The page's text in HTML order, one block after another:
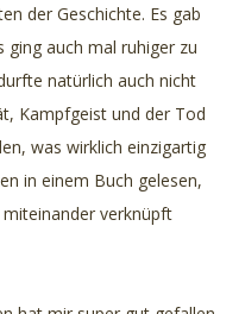
der Geschichte. Es gab
ging auch mal ruhiger zu
natürlich auch nicht
Kampfgeist und der Tod
was wirklich einzigartig
in einem Buch gelesen,
verknüpft